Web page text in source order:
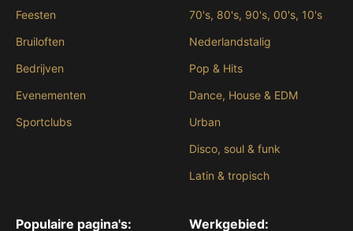
Feesten
Bruiloften
Bedrijven
Evenementen
Sportclubs
70's, 80's, 90's, 00's, 10's
Nederlandstalig
Pop & Hits
Dance, House & EDM
Urban
Disco, soul & funk
Latin & tropisch
Populaire pagina's: Werkgebied: